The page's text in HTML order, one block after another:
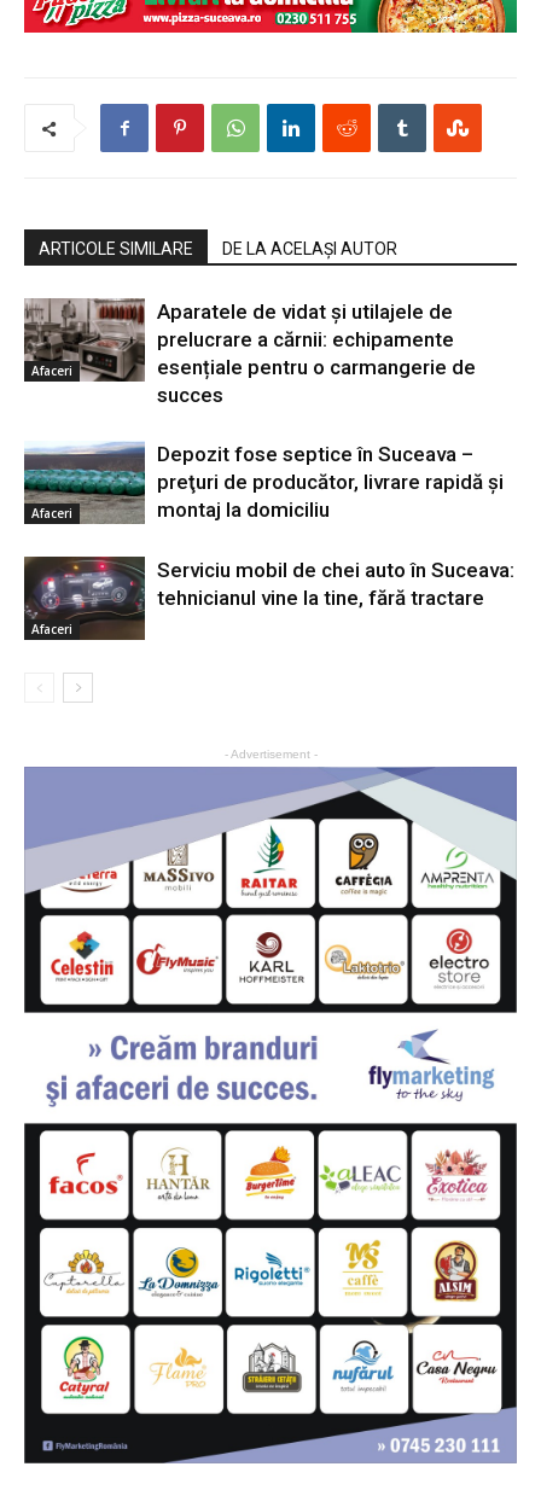
ARTICOLE SIMILARE DE LA ACELAȘI AUTOR
Afaceri
Aparatele de vidat și utilajele de
prelucrare a cărnii: echipamente
esențiale pentru o carmangerie de
succes
Afaceri
Depozit fose septice în Suceava –
preţuri de producător, livrare rapidă şi
montaj la domiciliu
Afaceri
Serviciu mobil de chei auto în Suceava:
tehnicianul vine la tine, fără tractare
- Advertisement -